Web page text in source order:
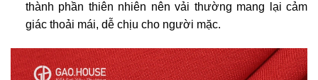
thành phần thiên nhiên nên vải thường mang lại cảm
giác thoải mái, dễ chịu cho người mặc.